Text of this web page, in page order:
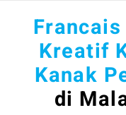
Kreatif
Kanak
di